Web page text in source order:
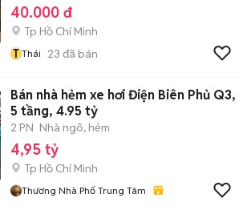
40.000 đ
Tp Hồ Chí Minh
T Thái 23 đã bán
Bán nhà hẻm xe hơi Điện Biên Phủ Q3,
5 tầng, 4.95 tỷ
2 PN Nhà ngõ, hẻm
4,95 tỷ
Tp Hồ Chí Minh
Thương Nhà Phố Trung Tâm